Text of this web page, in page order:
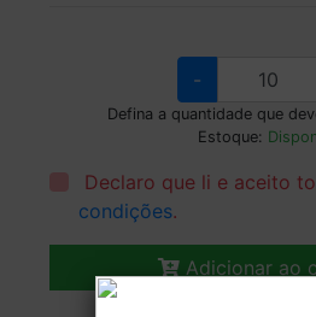
-
Defina a quantidade que
Estoque:
Declaro que li e aceito
condições.
Adicionar ao